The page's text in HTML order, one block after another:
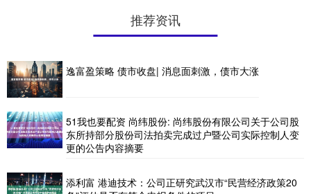
推荐资讯
逸富盈策略 债市收盘| 消息面刺激，债市大涨
51我也要配资 尚纬股份: 尚纬股份有限公司关于公司股
东所持部分股份司法拍卖完成过户暨公司实际控制人变
更的公告内容摘要
添利富 港迪技术：公司正研究武汉市“民营经济政策20